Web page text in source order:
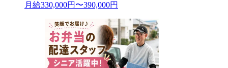
月給330,000円〜390,000円